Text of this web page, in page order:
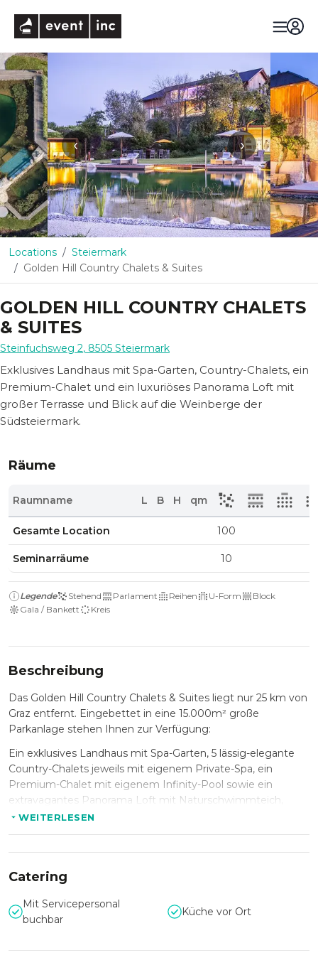
‹ ›
Locations
Steiermark
Golden Hill Country Chalets & Suites
GOLDEN HILL COUNTRY CHALETS
& SUITES
Steinfuchsweg 2, 8505 Steiermark
Exklusives Landhaus mit Spa-Garten, Country-Chalets, ein
Premium-Chalet und ein luxuriöses Panorama Loft mit
großer Terrasse und Blick auf die Weinberge der
Südsteiermark.
Räume
Raumname L B H qm
Gesamte Location 100
Seminarräume 10
Legende Stehend Parlament Reihen U-Form
Block
Gala / Bankett
Kreis
Beschreibung
Das Golden Hill Country Chalets & Suites liegt nur 25 km von
Graz entfernt. Eingebettet in eine 15.000m² große
Parkanlage stehen Ihnen zur Verfügung:
Ein exklusives Landhaus mit Spa-Garten, 5 lässig-elegante
Country-Chalets jeweils mit eigenem Private-Spa, ein
Premium-Chalet mit eigenem Infinity-Pool sowie ein
extravagantes Panorama Loft mit Naturschwimmteich,
Infinity-Pool, Rosenpavillon, Lavendelhügel, Weinkeller,
Innenhof und großer Terrasse mit Blick auf die Weinberge
In der für alle Gäste zugänglichen 4000 m²
großen, idyllischen Parkanlage stehen Ihnen unter anderem
ein Naturschwimmteich, eine Lounge sowie ein Sauna- und
ein Fitness-Kubus zur Verfügung.
WEITERLESEN
Catering
Mit Servicepersonal
buchbar
Küche vor Ort